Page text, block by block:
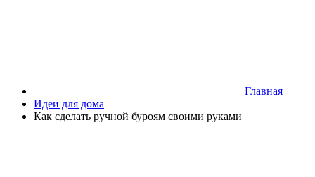
Главная
Идеи для дома
Как сделать ручной буроям своими руками